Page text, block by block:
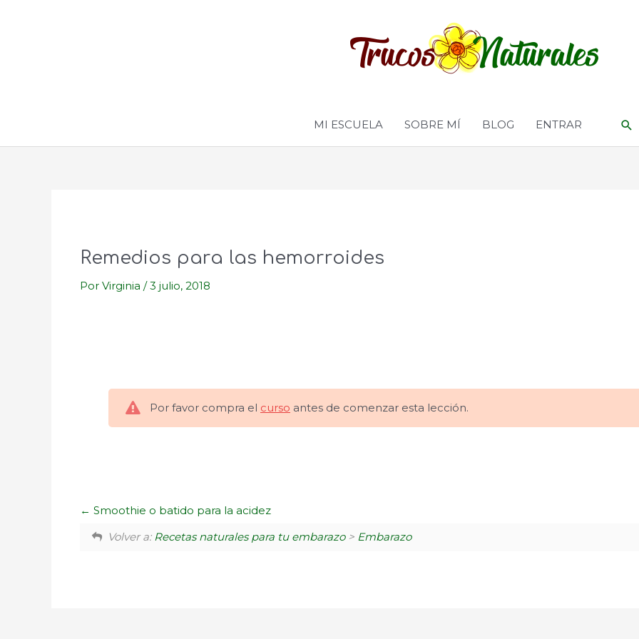
MI ESCUELA SOBRE MÍ BLOG ENTRAR
Remedios para las hemorroides
PorVirginia/3 julio, 2018
Por favor compra el curso antes de comenzar esta lección.
Smoothie o batido para la acidez
Volver a: Recetas naturales para tu embarazo> Embarazo